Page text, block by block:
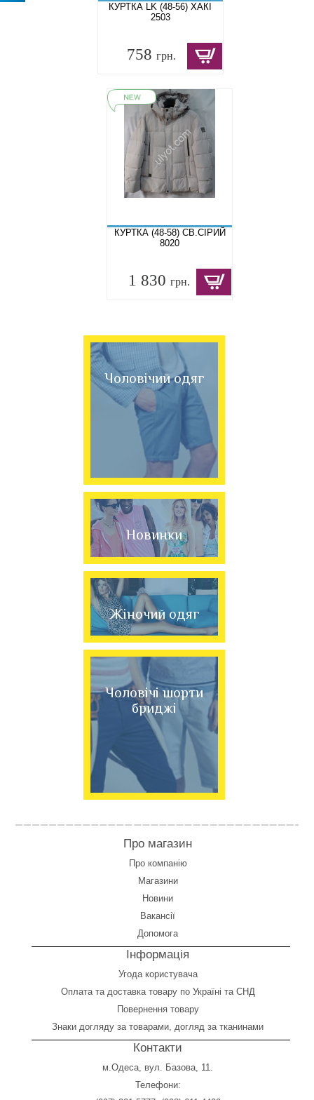
КУРТКА LK (48-56) ХАКІ
2503
758 грн.
КУРТКА (48-58) СВ.СІРИЙ
8020
1 830грн.
Чоловічий одяг
Новинки
Жіночий одяг
Чоловічі шорти
бриджі
Про магазин
Про компанію
Магазини
Новини
Вакансії
Допомога
Інформація
Угода користувача
Оплата та доставка товару по Україні та СНД
Повернення товару
Знаки догляду за товарами, догляд за тканинами
Контакти
м.Одеса, вул. Базова, 11.
Телефони: